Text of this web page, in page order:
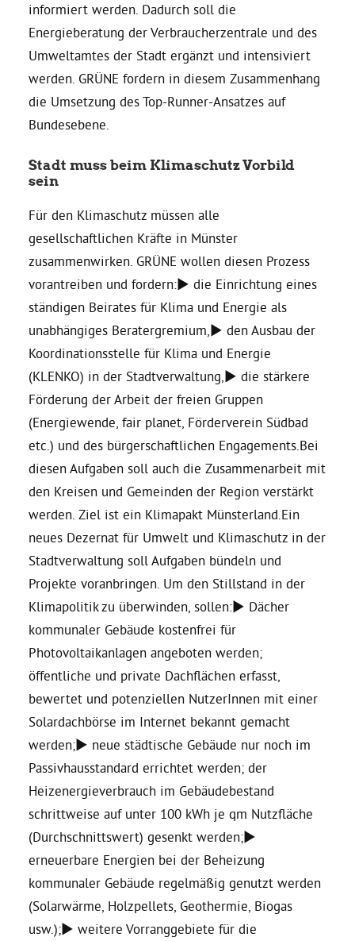
informiert werden. Dadurch soll die
Energieberatung der Verbraucherzentrale und des
Umweltamtes der Stadt ergänzt und intensiviert
werden. GRÜNE fordern in diesem Zusammenhang
die Umsetzung des Top-Runner-Ansatzes auf
Bundesebene.
Stadt muss beim Klimaschutz Vorbild
sein
Für den Klimaschutz müssen alle
gesellschaftlichen Kräfte in Münster
zusammenwirken. GRÜNE wollen diesen Prozess
vorantreiben und fordern:► die Einrichtung eines
ständigen Beirates für Klima und Energie als
unabhängiges Beratergremium,► den Ausbau der
Koordinationsstelle für Klima und Energie
(KLENKO) in der Stadtverwaltung,► die stärkere
Förderung der Arbeit der freien Gruppen
(Energiewende, fair planet, Förderverein Südbad
etc.) und des bürgerschaftlichen Engagements.Bei
diesen Aufgaben soll auch die Zusammenarbeit mit
den Kreisen und Gemeinden der Region verstärkt
werden. Ziel ist ein Klimapakt Münsterland.Ein
neues Dezernat für Umwelt und Klimaschutz in der
Stadtverwaltung soll Aufgaben bündeln und
Projekte voranbringen. Um den Stillstand in der
Klimapolitik zu überwinden, sollen:► Dächer
kommunaler Gebäude kostenfrei für
Photovoltaikanlagen angeboten werden;
öffentliche und private Dachflächen erfasst,
bewertet und potenziellen NutzerInnen mit einer
Solardachbörse im Internet bekannt gemacht
werden;► neue städtische Gebäude nur noch im
Passivhausstandard errichtet werden; der
Heizenergieverbrauch im Gebäudebestand
schrittweise auf unter 100 kWh je qm Nutzfläche
(Durchschnittswert) gesenkt werden;►
erneuerbare Energien bei der Beheizung
kommunaler Gebäude regelmäßig genutzt werden
(Solarwärme, Holzpellets, Geothermie, Biogas
usw.);► weitere Vorranggebiete für die